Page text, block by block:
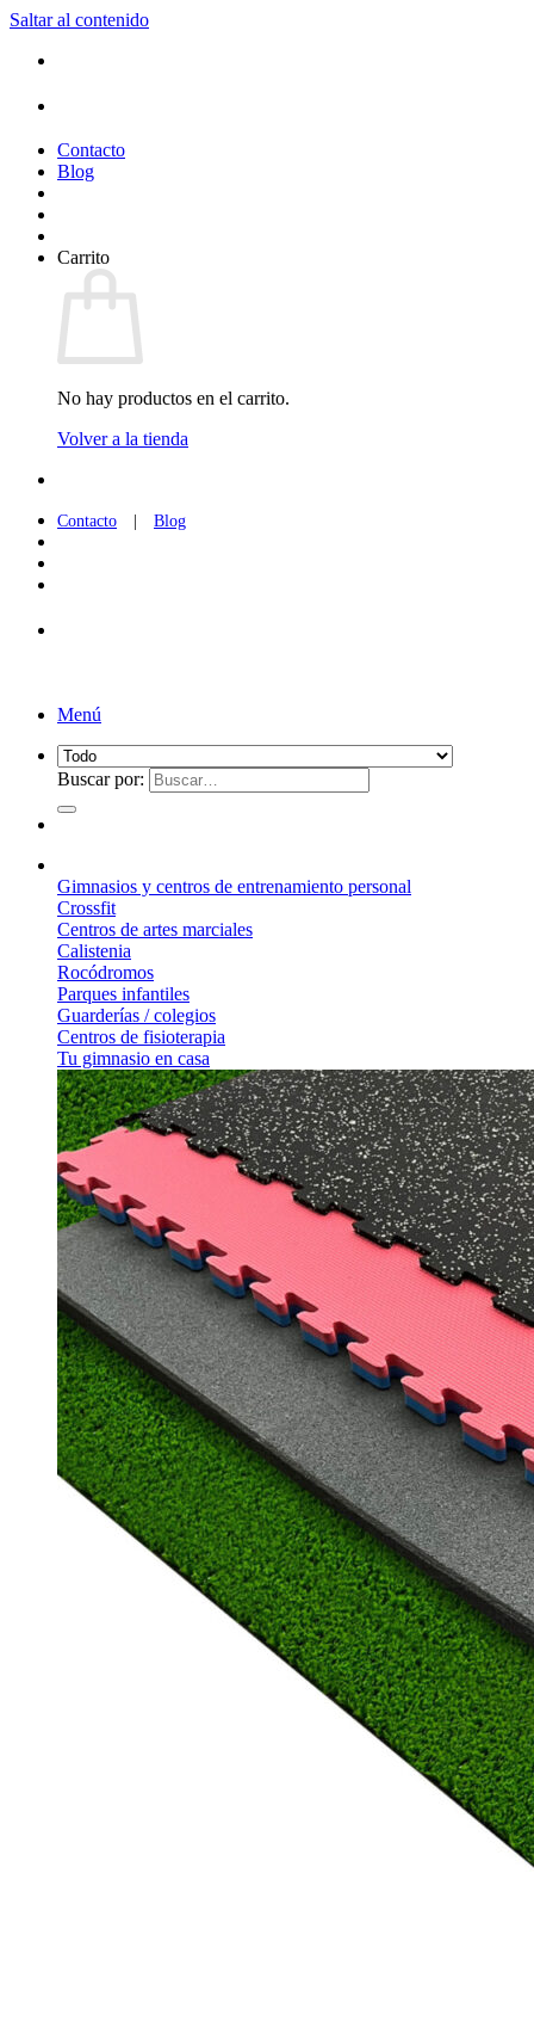
Saltar al contenido
Contacto
Blog
Carrito
No hay productos en el carrito.
Volver a la tienda
Contacto Blog
Menú
Buscar por:
Gimnasios y centros de entrenamiento personal
Crossfit
Centros de artes marciales
Calistenia
Rocódromos
Parques infantiles
Guarderías / colegios
Centros de fisioterapia
Tu gimnasio en casa